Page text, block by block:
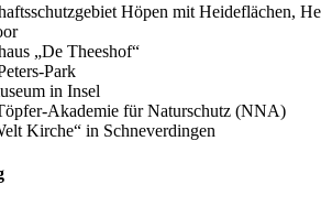
Höpen mit Heideflächen,
„De Theeshof“
Park
in Insel
Akademie für Naturschutz (NNA)
Kirche“ in Schneverdingen